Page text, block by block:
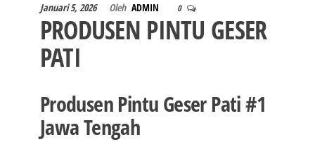
Januari 5, 2026 Oleh ADMIN 0
PRODUSEN PINTU GESER
PATI
Produsen Pintu Geser Pati #1
Jawa Tengah